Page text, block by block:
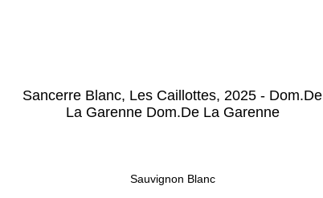
Sancerre Blanc, Les Caillottes, 2025 - Dom.De
La Garenne Dom.De La Garenne
Sauvignon Blanc